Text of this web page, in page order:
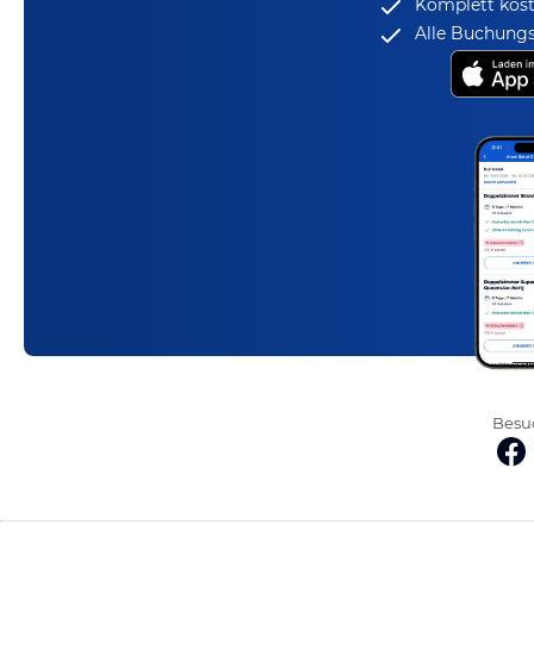
Komplett
Alle